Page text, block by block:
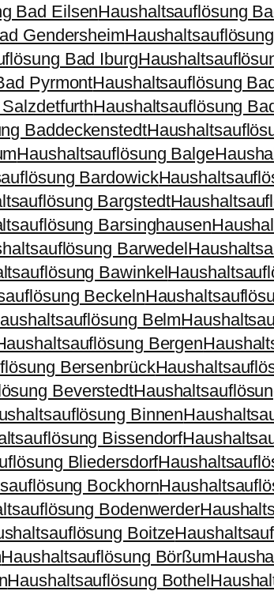
Bad EilsenHaushaltsauflösung
Gendersheim
Bad Iburg
PyrmontHaushaltsauflösung
Haushaltsauflösung
Baddeckenstedt
Haushaltsauflösung Balge
Bardowick
Bargstedt
Barsinghausen
Barwedel
Bawinkel
Beckeln
Belm
Bergen
Bersenbrück
Beverstedt
Binnen
Bissendorf
Bliedersdorf
Bockhorn
Bodenwerder
Boitze
Haushaltsauflösung Börßum
Haushaltsauflösung Bothel